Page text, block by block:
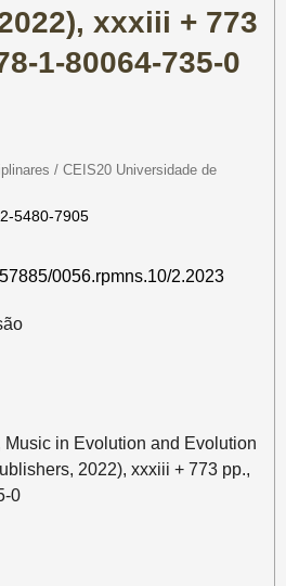
xxxiii + 773
1-80064-735-0
/ CEIS20 Universidade de
5480-7905
0056.rpmns.10/2.2023
Music in Evolution and Evolution
2022), xxxiii + 773 pp.,
0